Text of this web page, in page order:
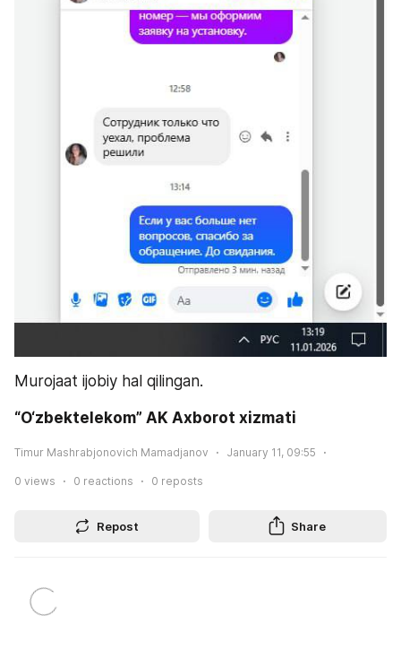
Murojaat ijobiy hal qilingan.
“O‘zbektelekom” AK Axborot xizmati
Timur Mashrabjonovich Mamadjanov January 11, 09:55
0 views 0 reactions 0 reposts
Repost Share